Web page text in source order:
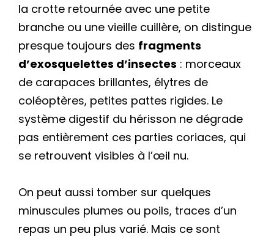
la crotte retournée avec une petite
branche ou une vieille cuillère, on distingue
presque toujours des fragments
d’exosquelettes d’insectes : morceaux
de carapaces brillantes, élytres de
coléoptères, petites pattes rigides. Le
système digestif du hérisson ne dégrade
pas entièrement ces parties coriaces, qui
se retrouvent visibles à l’œil nu.
On peut aussi tomber sur quelques
minuscules plumes ou poils, traces d’un
repas un peu plus varié. Mais ce sont